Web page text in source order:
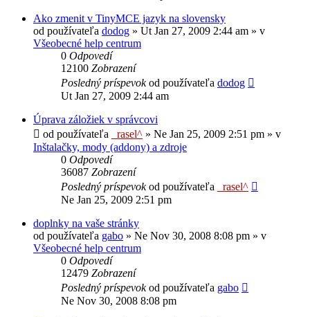
Ako zmenit v TinyMCE jazyk na slovensky
od používateľa dodog » Ut Jan 27, 2009 2:44 am » v
Všeobecné help centrum
0 Odpovedí
12100 Zobrazení
Posledný príspevokod používateľa dodog
Ut Jan 27, 2009 2:44 am
Úprava záložiek v správcovi
od používateľa
_rasel^ » Ne Jan 25, 2009 2:51 pm » v
Inštalačky, mody (addony) a zdroje
0 Odpovedí
36087 Zobrazení
Posledný príspevokod používateľa
_rasel^
Ne Jan 25, 2009 2:51 pm
doplnky na vaše stránky
od používateľa gabo » Ne Nov 30, 2008 8:08 pm » v
Všeobecné help centrum
0 Odpovedí
12479 Zobrazení
Posledný príspevokod používateľa gabo
Ne Nov 30, 2008 8:08 pm